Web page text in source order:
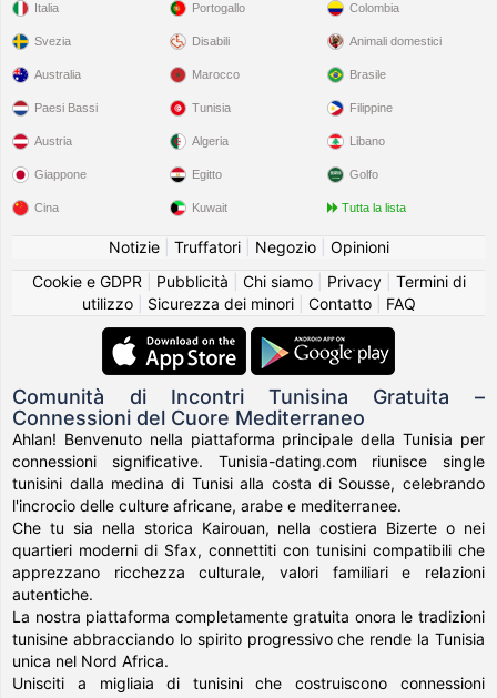
Italia
Svezia
Portogallo
Disabili
Colombia
Animali domestici
Australia
Paesi Bassi
Austria
Giappone
Cina
Marocco
Tunisia
Algeria
Egitto
Kuwait
Brasile
Filippine
Libano
Golfo
Tutta la lista
Notizie| Truffatori| Negozio| Opinioni
Cookie e GDPR
Pubblicità Chi siamo| Privacy| Termini di
utilizzo| Sicurezza dei minori| Contatto| FAQ
Comunità di Incontri Tunisina Gratuita –
Connessioni del Cuore Mediterraneo
Ahlan! Benvenuto nella piattaforma principale della Tunisia per
connessioni significative. Tunisia-dating.com riunisce single
tunisini dalla medina di Tunisi alla costa di Sousse, celebrando
l'incrocio delle culture africane, arabe e mediterranee.
Che tu sia nella storica Kairouan, nella costiera Bizerte o nei
quartieri moderni di Sfax, connettiti con tunisini compatibili che
apprezzano ricchezza culturale, valori familiari e relazioni
autentiche.
La nostra piattaforma completamente gratuita onora le tradizioni
tunisine abbracciando lo spirito progressivo che rende la Tunisia
unica nel Nord Africa.
Unisciti a migliaia di tunisini che costruiscono connessioni